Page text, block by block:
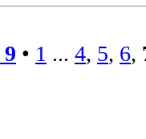
9 • 1 ... 4, 5, 6,